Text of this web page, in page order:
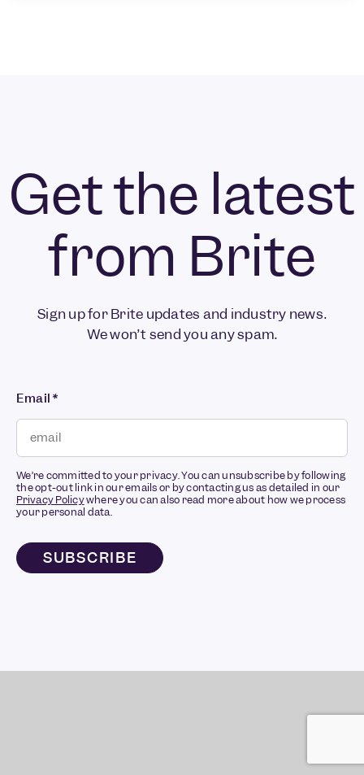
Get the latest
from Brite
Sign up for Brite updates and industry news.
We won’t send you any spam.
Email*
We’re committed to your privacy. You can unsubscribe by following
the opt-out link in our emails or by contacting us as detailed in our
Privacy Policywhere you can also read more about how we process
your personal data.